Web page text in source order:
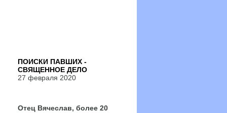
ПОИСКИ ПАВШИХ -
СВЯЩЕННОЕ ДЕЛО
27 февраля 2020
Отец Вячеслав, более 20